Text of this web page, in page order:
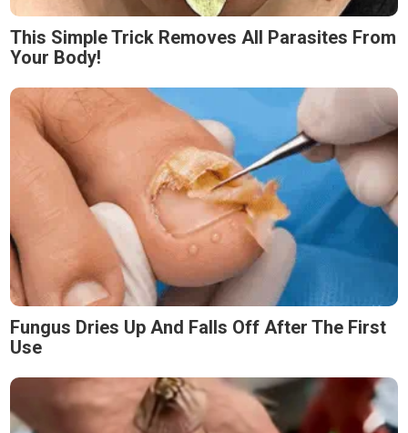
This Simple Trick Removes All Parasites From
Your Body!
Fungus Dries Up And Falls Off After The First
Use